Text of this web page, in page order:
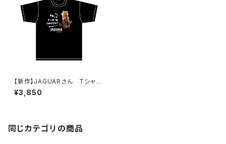
【新作】JAGUARさん Tシャツ
（だまってジャガーについてこ
い！B）Black
¥3,850
同じカテゴリの商品